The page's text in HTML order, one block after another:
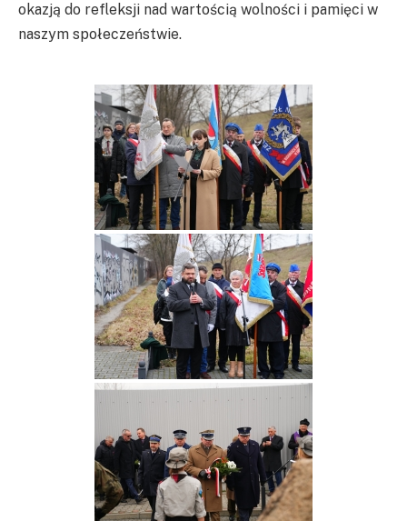
okazją do refleksji nad wartością wolności i pamięci w
naszym społeczeństwie.